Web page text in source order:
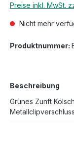
Preise inkl. MwSt.
Nicht mehr
Produktnummer:
Beschreibung
Grünes Zunft